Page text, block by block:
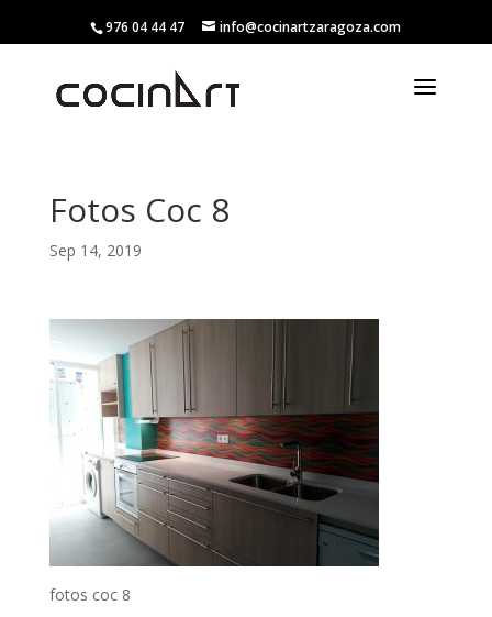
976 04 44 47 info@cocinartzaragoza.com
Fotos Coc 8
Sep 14, 2019
fotos coc 8